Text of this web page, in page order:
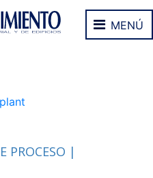
MENÚ
PROCESO |